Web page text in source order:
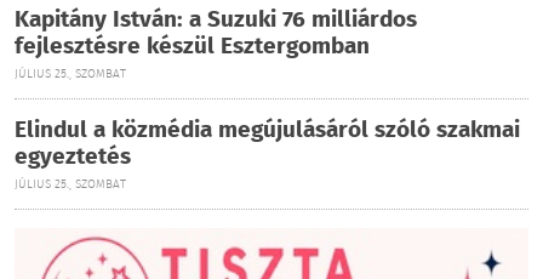
Kapitány István: a Suzuki 76 milliárdos
fejlesztésre készül Esztergomban
JÚLIUS 25., SZOMBAT
Elindul a közmédia megújulásáról szóló szakmai
egyeztetés
JÚLIUS 25., SZOMBAT